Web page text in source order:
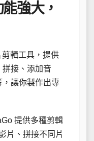
強大，
輯工具，提供
拼接、添加音
讓你製作出專
提供多種剪輯
片、拼接不同片